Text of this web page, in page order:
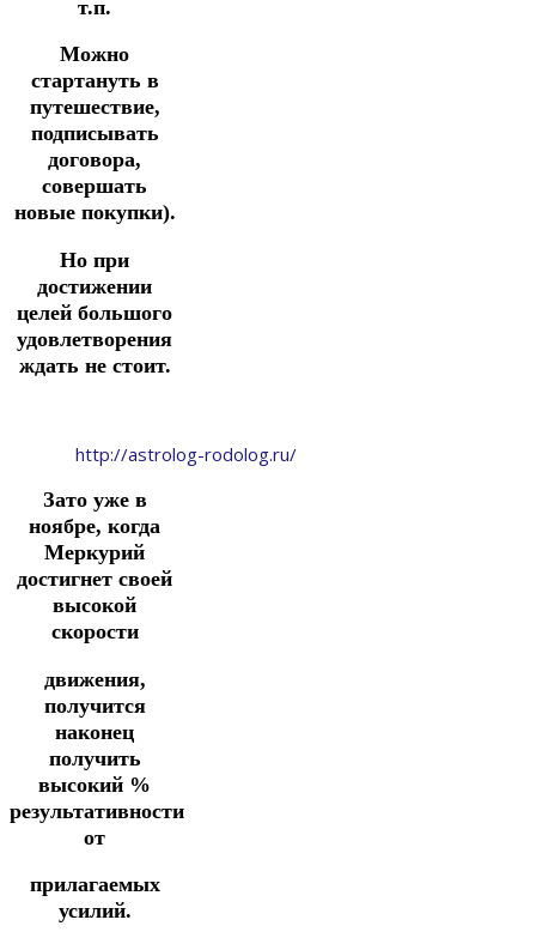
т.п.
Можно
стартануть в
путешествие,
подписывать
договора,
совершать
новые покупки).
Но при
достижении
целей большого
удовлетворения
ждать не стоит.
http://astrolog-rodolog.ru/
Зато уже в
ноябре, когда
Меркурий
достигнет своей
высокой
скорости
движения,
получится
наконец
получить
высокий %
результативности
от
прилагаемых
усилий.